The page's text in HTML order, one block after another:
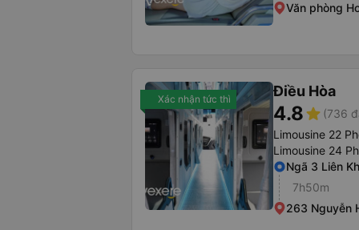
Văn phòng
Xác nhận tức thì Điều Hòa
4.8star (736
Limousine 22
Limousine 24
Ngã 3 Liên
7h50m
263 Nguyễn